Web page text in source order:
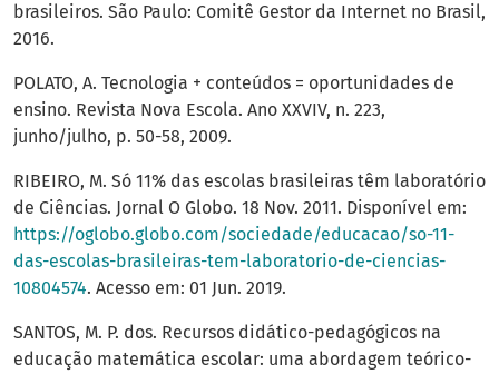
brasileiros. São Paulo: Comitê Gestor da Internet no Brasil,
2016.
POLATO, A. Tecnologia + conteúdos = oportunidades de
ensino. Revista Nova Escola. Ano XXVIV, n. 223,
junho/julho, p. 50-58, 2009.
RIBEIRO, M. Só 11% das escolas brasileiras têm laboratório
de Ciências. Jornal O Globo. 18 Nov. 2011. Disponível em:
https://oglobo.globo.com/sociedade/educacao/so-11-
das-escolas-brasileiras-tem-laboratorio-de-ciencias-
10804574. Acesso em: 01 Jun. 2019.
SANTOS, M. P. dos. Recursos didático-pedagógicos na
educação matemática escolar: uma abordagem teórico-